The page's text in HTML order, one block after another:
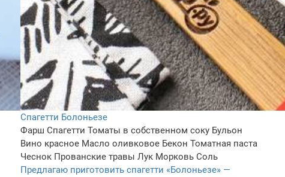
Спагетти Болоньезе
Фарш Спагетти Томаты в собственном соку Бульон
Вино красное Масло оливковое Бекон Томатная паста
Чеснок Прованские травы Лук Морковь Соль
Предлагаю приготовить спагетти «Болоньезе» —